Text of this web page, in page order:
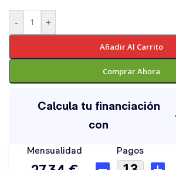
- +
Añadir Al Carrito
Comprar Ahora